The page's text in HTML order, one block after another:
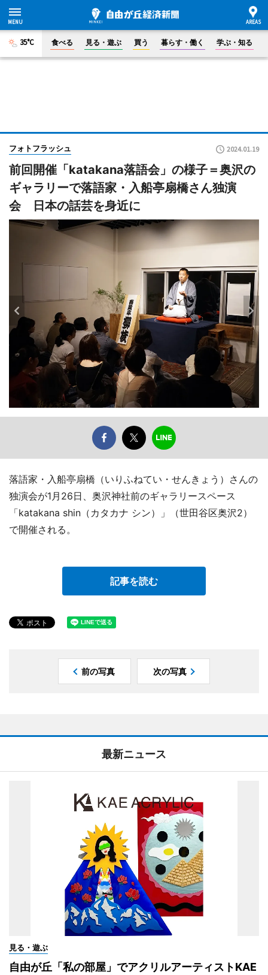
35°C 食べる 見る・遊ぶ 買う 暮らす・働く 学ぶ・知る
フォトフラッシュ 2024.01.19
前回開催「katakana落語会」の様子＝奥沢の
ギャラリーで落語家・入船亭扇橋さん独演
会 日本の話芸を身近に
落語家・入船亭扇橋（いりふねてい・せんきょう）さんの
独演会が1月26日、奥沢神社前のギャラリースペース
「katakana shin（カタカナ シン）」（世田谷区奥沢2）
で開催される。
記事を読む
前の写真 次の写真
最新ニュース
見る・遊ぶ
自由が丘「私の部屋」でアクリルアーティストKAE